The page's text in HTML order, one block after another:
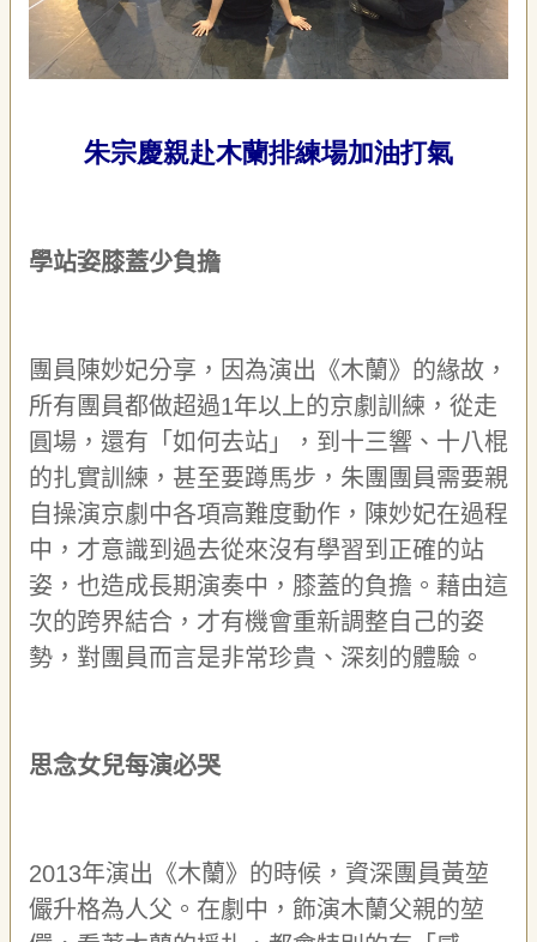
朱宗慶親赴木蘭排練場加油打氣
學站姿膝蓋少負擔
團員陳妙妃分享，因為演出《木蘭》的緣故，
所有團員都做超過1年以上的京劇訓練，從走
圓場，還有「如何去站」，到十三響、十八棍
的扎實訓練， 甚至要蹲馬步 ， 朱團團員需要親
自操演京劇中各項高難度動作，陳妙妃在過程
中，才意識到過去從來沒有學習到正確的站
姿，也造成長期演奏中，膝蓋的負擔。藉由這
次的跨界結合，才有機會重新調整自己的姿
勢，對團員而言是非常珍貴、深刻的體驗。
思念女兒每演必哭
2013年演出《木蘭》的時候，資深團員黃堃
儼升格為人父。在劇中，飾演木蘭父親的堃